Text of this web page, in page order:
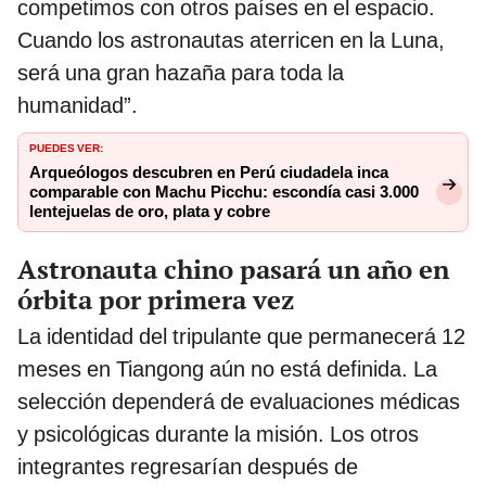
competimos con otros países en el espacio.
Cuando los astronautas aterricen en la Luna,
será una gran hazaña para toda la
humanidad”.
PUEDES VER:
Arqueólogos descubren en Perú ciudadela inca
comparable con Machu Picchu: escondía casi 3.000
lentejuelas de oro, plata y cobre
Astronauta chino pasará un año en
órbita por primera vez
La identidad del tripulante que permanecerá 12
meses en Tiangong aún no está definida. La
selección dependerá de evaluaciones médicas
y psicológicas durante la misión. Los otros
integrantes regresarían después de